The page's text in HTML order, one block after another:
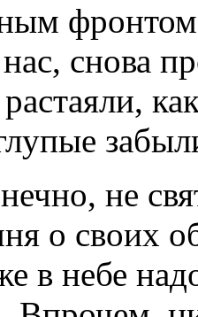
фронтом
снова
не
о своих
в небе